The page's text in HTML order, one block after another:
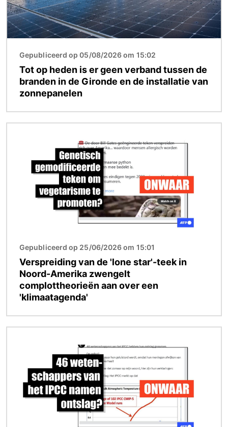
Gepubliceerd op 05/08/2026 om 15:02
Tot op heden is er geen verband tussen de
branden in de Gironde en de installatie van
zonnepanelen
Gepubliceerd op 25/06/2026 om 15:01
Verspreiding van de 'lone star'-teek in
Noord-Amerika zwengelt
complottheorieën aan over een
'klimaatagenda'